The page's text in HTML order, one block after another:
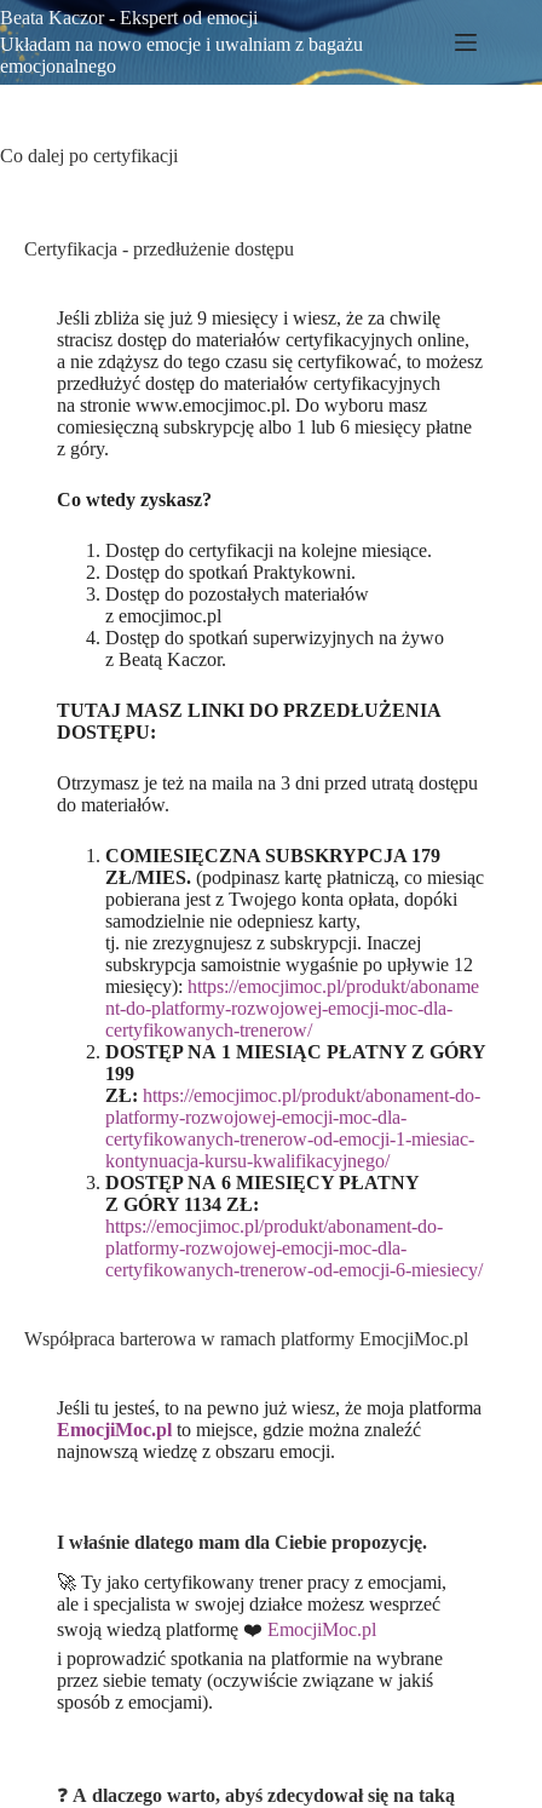
Beata Kaczor - Ekspert od emocji
Układam na nowo emocje i uwalniam z bagażu
emocjonalnego
Co dalej po certyfikacji
Certyfikacja - przedłużenie dostępu
Jeśli zbliża się już 9 miesięcy i wiesz, że za chwilę
stracisz dostęp do materiałów certyfikacyjnych online,
a nie zdążysz do tego czasu się certyfikować, to możesz
przedłużyć dostęp do materiałów certyfikacyjnych
na stronie www.emocjimoc.pl. Do wyboru masz
comiesięczną subskrypcję albo 1 lub 6 miesięcy płatne
z góry.
Co wtedy zyskasz?
Dostęp do certyfikacji na kolejne miesiące.
Dostęp do spotkań Praktykowni.
Dostęp do pozostałych materiałów
z emocjimoc.pl
Dostęp do spotkań superwizyjnych na żywo
z Beatą Kaczor.
TUTAJ MASZ LINKI DO PRZEDŁUŻENIA
DOSTĘPU:
Otrzymasz je też na maila na 3 dni przed utratą dostępu
do materiałów.
COMIESIĘCZNA SUBSKRYPCJA 179
ZŁ/MIES.(podpinasz kartę płatniczą, co miesiąc
pobierana jest z Twojego konta opłata, dopóki
samodzielnie nie odepniesz karty,
tj. nie zrezygnujesz z subskrypcji. Inaczej
subskrypcja samoistnie wygaśnie po upływie 12
miesięcy): https://emocjimoc.pl/produkt/aboname
nt-do-platformy-rozwojowej-emocji-moc-dla-
certyfikowanych-trenerow/
DOSTĘP NA 1 MIESIĄC PŁATNY Z GÓRY
199
ZŁ: https://emocjimoc.pl/produkt/abonament-do-
platformy-rozwojowej-emocji-moc-dla-
certyfikowanych-trenerow-od-emocji-1-miesiac-
kontynuacja-kursu-kwalifikacyjnego/
DOSTĘP NA 6 MIESIĘCY PŁATNY
Z GÓRY 1134 ZŁ:
https://emocjimoc.pl/produkt/abonament-do-
platformy-rozwojowej-emocji-moc-dla-
certyfikowanych-trenerow-od-emocji-6-miesiecy/
Współpraca barterowa w ramach platformy EmocjiMoc.pl
Jeśli tu jesteś, to na pewno już wiesz, że moja platforma
EmocjiMoc.plto miejsce, gdzie można znaleźć
najnowszą wiedzę z obszaru emocji.
I właśnie dlatego mam dla Ciebie propozycję.
🚀 Ty jako certyfikowany trener pracy z emocjami,
ale i specjalista w swojej działce możesz wesprzeć
swoją wiedzą platformę ❤️ EmocjiMoc.pl
i poprowadzić spotkania na platformie na wybrane
przez siebie tematy (oczywiście związane w jakiś
sposób z emocjami).
❓ A dlaczego warto, abyś zdecydował się na taką